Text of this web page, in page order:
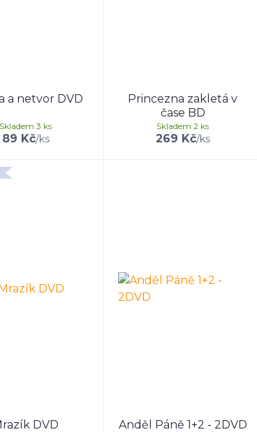
a netvor DVD
89 Kč/ks
Skladem 3 ks
Princezna zakletá v
čase BD
269 Kč/ks
Skladem 2 ks
DVD Anděl Páně 1+2 - 2DVD